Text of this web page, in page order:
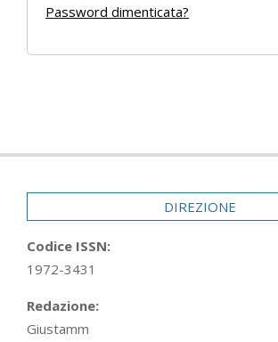
Password dimenticata?
05-
DIREZIONE
Codice ISSN:
1972-3431
Redazione:
Giustamm